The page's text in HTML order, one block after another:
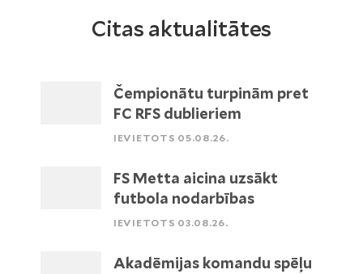
Citas aktualitātes
Čempionātu turpinām pret
FC RFS dublieriem
IEVIETOTS 05.08.26.
FS Metta aicina uzsākt
futbola nodarbības
IEVIETOTS 03.08.26.
Akadēmijas komandu spēļu